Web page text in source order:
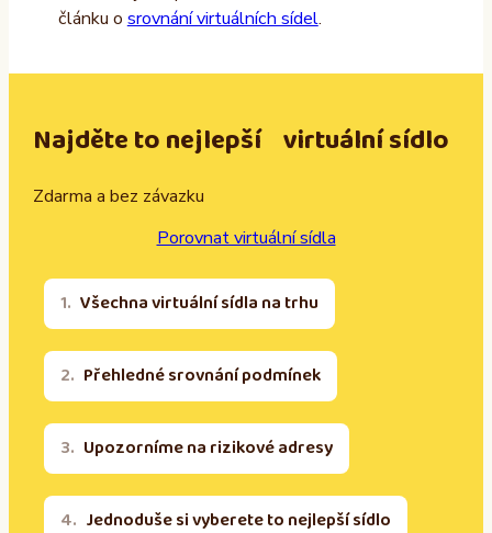
článku o srovnání virtuálních sídel.
Najděte to nejlepší virtuální sídlo
Zdarma a bez závazku
Porovnat virtuální sídla
Všechna virtuální sídla na trhu
Přehledné srovnání podmínek
Upozorníme na rizikové adresy
Jednoduše si vyberete to nejlepší sídlo